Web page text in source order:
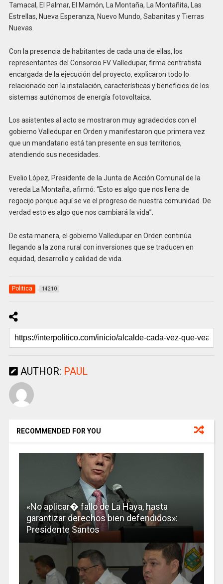
Tamacal, El Palmar, El Mamón, La Montaña, La Montañita, Las
Estrellas, Nueva Esperanza, Nuevo Mundo, Sabanitas y Tierras
Nuevas.
Con la presencia de habitantes de cada una de ellas, los
representantes del Consorcio FV Valledupar, firma contratista
encargada de la ejecución del proyecto, explicaron todo lo
relacionado con la instalación, características y beneficios de los
sistemas autónomos de energía fotovoltaica.
Los asistentes al acto se mostraron muy agradecidos con el
gobierno Valledupar en Orden y manifestaron que primera vez
que un mandatario está tan presente en sus territorios,
atendiendo sus necesidades.
Evelio López, Presidente de la Junta de Acción Comunal de la
vereda La Montaña, afirmó: “Esto es algo que nos llena de
regocijo porque aquí se ve el progreso de nuestra comunidad. De
verdad esto es algo que nos cambiará la vida”.
De esta manera, el gobierno Valledupar en Orden continúa
llegando a la zona rural con inversiones que se traducen en
equidad, desarrollo y calidad de vida.
Politica 14210
AUTHOR: PAUL
RECOMMENDED FOR YOU
«No aplicar� fallo de La Haya, hasta
garantizar derechos bien defendidos»:
Presidente Santos